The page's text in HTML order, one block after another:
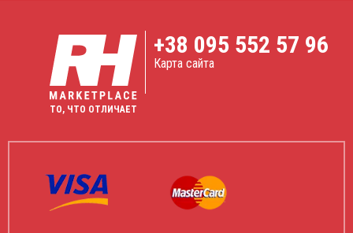
ТО, ЧТО ОТЛИЧАЕТ
+38 095 552 57 96
Карта сайта